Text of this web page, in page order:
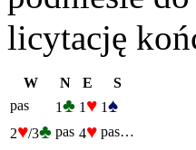
licytację
W N E
S
pas
1♣ 1 ♥ 1♠
2♥/3♣ pas 4♥ pas…